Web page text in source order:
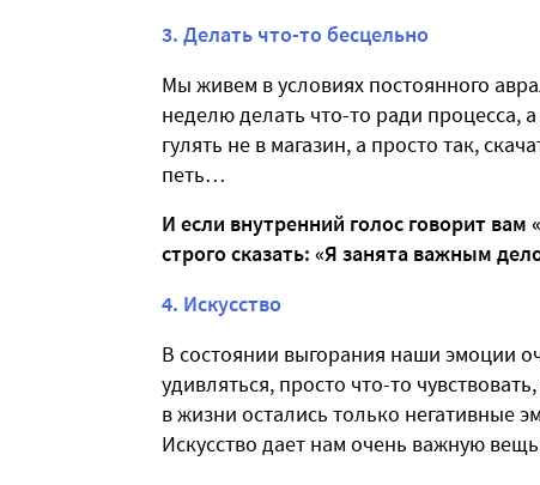
3. Делать что-то бесцельно
Мы живем в условиях постоянного
неделю делать что-то ради процесса,
гулять не в магазин, а просто так,
петь…
И если внутренний голос говорит
строго сказать: «Я занята важным
4. Искусство
В состоянии выгорания наши эмоции
удивляться, просто что-то
в жизни остались только негативные
Искусство дает нам очень важную